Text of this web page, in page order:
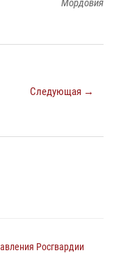
Мордовия
Следующая →
Росгвардии